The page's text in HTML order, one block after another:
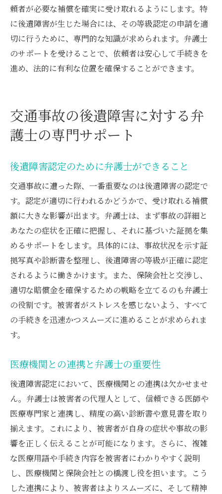
頼者が必要な補償を確実に受け取れるようにします。特
に後遺障害が生じた場合には、その等級認定の申請を適
切に行うために、専門的な知識が求められます。弁護士
のサポートを受けることで、依頼者は安心して手続きを
進め、法的に有利な位置を確保することができます。
交通事故の後遺障害に対する弁
護士の専門サポート
後遺障害認定のために弁護士ができること
交通事故に遭った際、一番重要なのは後遺障害の認定で
す。認定が適切に行われるかどうかで、受け取れる補償
額に大きな影響が出ます。弁護士は、まず事故の詳細と
あなたの症状を正確に把握し、それに基づいた証拠を集
めるサポートをします。具体的には、事故状況を示す証
拠写真や診断書を整理し、後遺障害の等級が正確に認定
されるように働きかけます。また、保険会社と交渉し、
適切な賠償金を確保するための戦略を立てるのも弁護士
の役割です。被害者がストレスを感じないよう、すべて
の手続きを迅速かつスムーズに進めることが求められま
す。
医療機関との連携と弁護士の重要性
後遺障害認定において、医療機関との連携は欠かせませ
ん。弁護士は被害者の代理人として、信頼できる医師や
医療専門家と連携し、精度の高い診断書や意見書を取り
揃えます。これにより、被害者が自身の症状や事故の影
響を正しく伝えることが可能になります。さらに、複雑
な医療用語や手続き内容を被害者にわかりやすく説明
し、医療機関と保険会社との橋渡し役を担います。こう
した連携により、被害者はよりスムーズに、そして精神